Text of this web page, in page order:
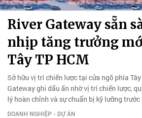
River Gateway sẵn
nhịp tăng trưởng
Tây TP HCM
Sở hữu vị trí chiến lược tại cửa ngõ phía Tây
Gateway ghi dấu ấn nhờ vị trí chiến lược,
lý hoàn chỉnh và sự chuẩn bị kỹ lưỡng
trường.
DOANH NGHIỆP - DỰ ÁN